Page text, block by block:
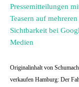
Pressemitteilungen
Teasern auf
Sichtbarkeit bei
Medien
Originalinhalt von
verkaufen Hamburg: Der